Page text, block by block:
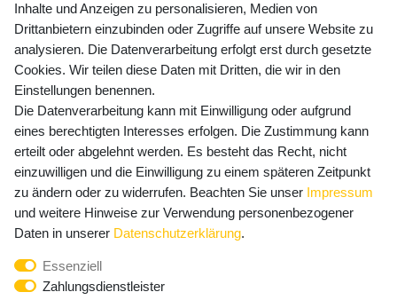
Preisangaben inkl. gesetzl. MwSt. und zzgl. Service- und
Versandkosten
Newsletter Anmeldung - Keine Angebote
mehr verpassen!
E-MAIL **
Newsletter
Honig
Hiermit bestätige ich, dass ich dieDaten­schutz­erklärung
widerrufen.**
Inhalte und Anzeigen zu personalisieren, Medien von
Drittanbietern einzubinden oder Zugriffe auf unsere Website zu
analysieren. Die Datenverarbeitung erfolgt erst durch gesetzte
Cookies. Wir teilen diese Daten mit Dritten, die wir in den
Einstellungen benennen.
Die Datenverarbeitung kann mit Einwilligung oder aufgrund
eines berechtigten Interesses erfolgen. Die Zustimmung kann
erteilt oder abgelehnt werden. Es besteht das Recht, nicht
einzuwilligen und die Einwilligung zu einem späteren Zeitpunkt
zu ändern oder zu widerrufen. Beachten Sie unser Impressum
und weitere Hinweise zur Verwendung personenbezogener
Daten in unserer Daten­schutz­erklärung.
Essenziell
Zahlungsdienstleister